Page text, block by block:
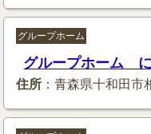
グループホーム
グループホーム
住所 ：青森県十和田市